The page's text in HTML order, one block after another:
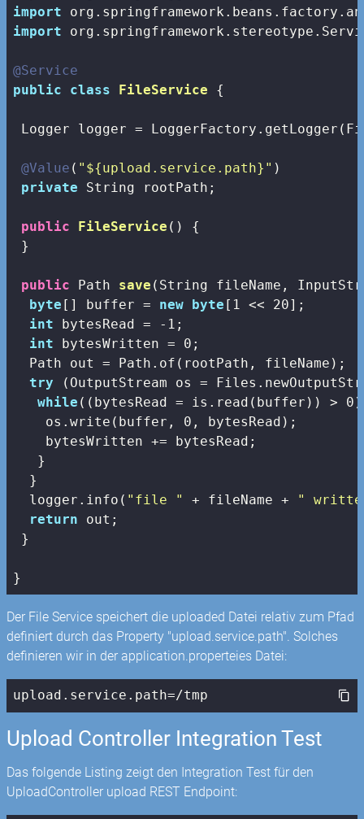
import
import
@Service
public
class FileService {
Logger logger =
@Value ( "${upload.service.path}" )
private String rootPath;
public FileService ()
{
}
public Path save (String fileName,
byte [] buffer = new byte [ 1 << 20];
int bytesRead = - 1 ;
int bytesWritten = 0 ;
  Path out = Path.of(rootPath, fileName);
try (OutputStream os =
while ((bytesRead = is.read(buffer)) > 0
    os.write(buffer,
0 , bytesRead);
    bytesWritten += bytesRead;
   }
  }
  logger.info(
"file " + fileName + "
return out;
}
}
Der File Service speichert die uploaded Datei relativ zum Pfad
definiert durch das Property "upload.service.path". Solches
definieren wir in der application.properteies Datei:
upload.service.path=/tmp
Upload Controller Integration Test
Das folgende Listing zeigt den Integration Test für den
UploadController upload REST Endpoint: